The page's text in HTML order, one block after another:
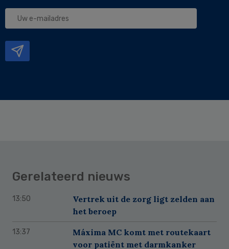
Uw
Gerelateerd nieuws
13:50
Vertrek uit de zorg ligt zelden aan
het beroep
13:37
Máxima MC komt met routekaart
voor patiënt met darmkanker